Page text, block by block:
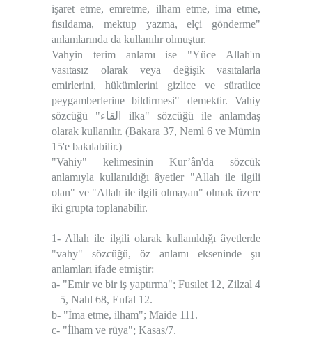
işaret etme, emretme, ilham etme, ima etme,
fısıldama, mektup yazma, elçi gönderme"
anlamlarında da kullanılır olmuştur.
Vahyin terim anlamı ise "Yüce Allah'ın
vasıtasız olarak veya değişik vasıtalarla
emirlerini, hükümlerini gizlice ve süratlice
peygamberlerine bildirmesi" demektir. Vahiy
sözcüğü "القاء ilka" sözcüğü ile anlamdaş
olarak kullanılır. (Bakara 37, Neml 6 ve Mümin
15'e bakılabilir.)
"Vahiy" kelimesinin Kur’ân'da sözcük
anlamıyla kullanıldığı âyetler "Allah ile ilgili
olan" ve "Allah ile ilgili olmayan" olmak üzere
iki grupta toplanabilir.
1- Allah ile ilgili olarak kullanıldığı âyetlerde
"vahy" sözcüğü, öz anlamı ekseninde şu
anlamları ifade etmiştir:
a- "Emir ve bir iş yaptırma"; Fusılet 12, Zilzal 4
– 5, Nahl 68, Enfal 12.
b- "İma etme, ilham"; Maide 111.
c- "İlham ve rüya"; Kasas/7.